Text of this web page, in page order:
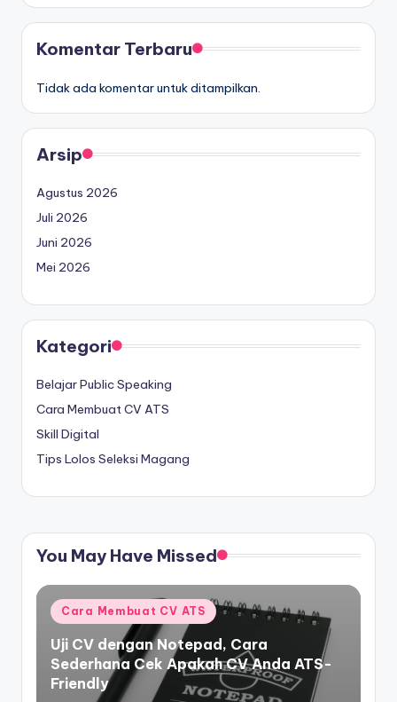
Komentar Terbaru
Tidak ada komentar untuk ditampilkan.
Arsip
Agustus 2026
Juli 2026
Juni 2026
Mei 2026
Kategori
Belajar Public Speaking
Cara Membuat CV ATS
Skill Digital
Tips Lolos Seleksi Magang
You May Have Missed
Posted
in
Cara Membuat CV ATS
Uji CV dengan Notepad, Cara
Sederhana Cek Apakah CV Anda ATS-
Friendly